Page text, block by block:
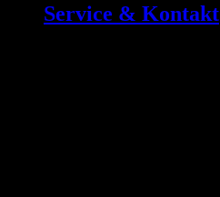
Service & Kontakt